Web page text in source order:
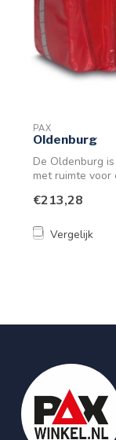
PAX
Oldenburg
De Oldenburg
met ruimte
€213,28
Vergelijk